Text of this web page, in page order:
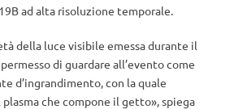
ad alta risoluzione temporale.
della luce visibile emessa durante il
di guardare all’evento come
d’ingrandimento, con la quale
che compone il getto», spiega